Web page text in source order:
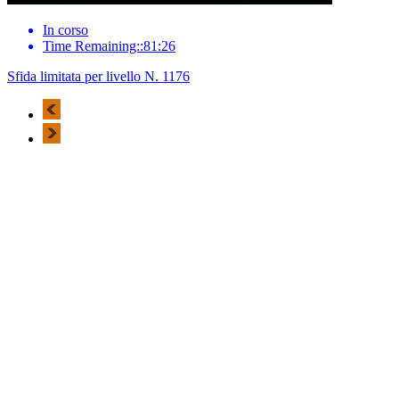
In corso
Time Remaining::81:26
Sfida limitata per livello N. 1176